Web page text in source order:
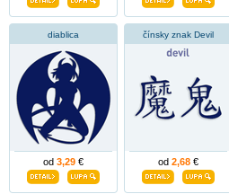
diablica
od 3,29 €
čínsky znak Devil
od 2,68 €